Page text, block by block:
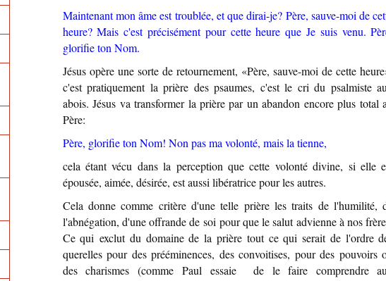
Maintenant mon âme est troublée, et que dirai-je? Père, sauve-moi de
heure? Mais c'est précisément pour cette heure que Je suis venu.
glorifie ton Nom.
Jésus opère une sorte de retournement, «Père, sauve-moi de cette
c'est pratiquement la prière des psaumes, c'est le cri du psalmiste
abois. Jésus va transformer la prière par un abandon encore plus total
Père:
Père, glorifie ton Nom! Non pas ma volonté, mais la tienne,
cela étant vécu dans la perception que cette volonté divine, si elle
épousée, aimée, désirée, est aussi libératrice pour les autres.
Cela donne comme critère d'une telle prière les traits de l'humilité,
l'abnégation, d'une offrande de soi pour que le salut advienne à nos
Ce qui exclut du domaine de la prière tout ce qui serait de l'ordre
querelles pour des prééminences, des convoitises, pour des pouvoirs
des charismes (comme Paul essaie de le faire comprendre